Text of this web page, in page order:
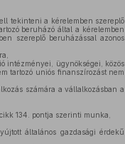
tekinteni a kérelemben szereplő
beruházó által a kérelemben
szereplő beruházással azonos
intézményei, ügynökségei, közös
tartozó uniós finanszírozást nem
számára a vállalkozásban a
134. pontja szerinti munka,
általános gazdasági érdekű